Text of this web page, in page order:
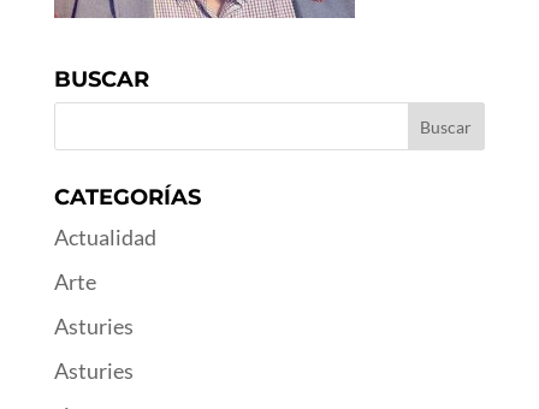
BUSCAR
CATEGORÍAS
Actualidad
Arte
Asturies
Asturies